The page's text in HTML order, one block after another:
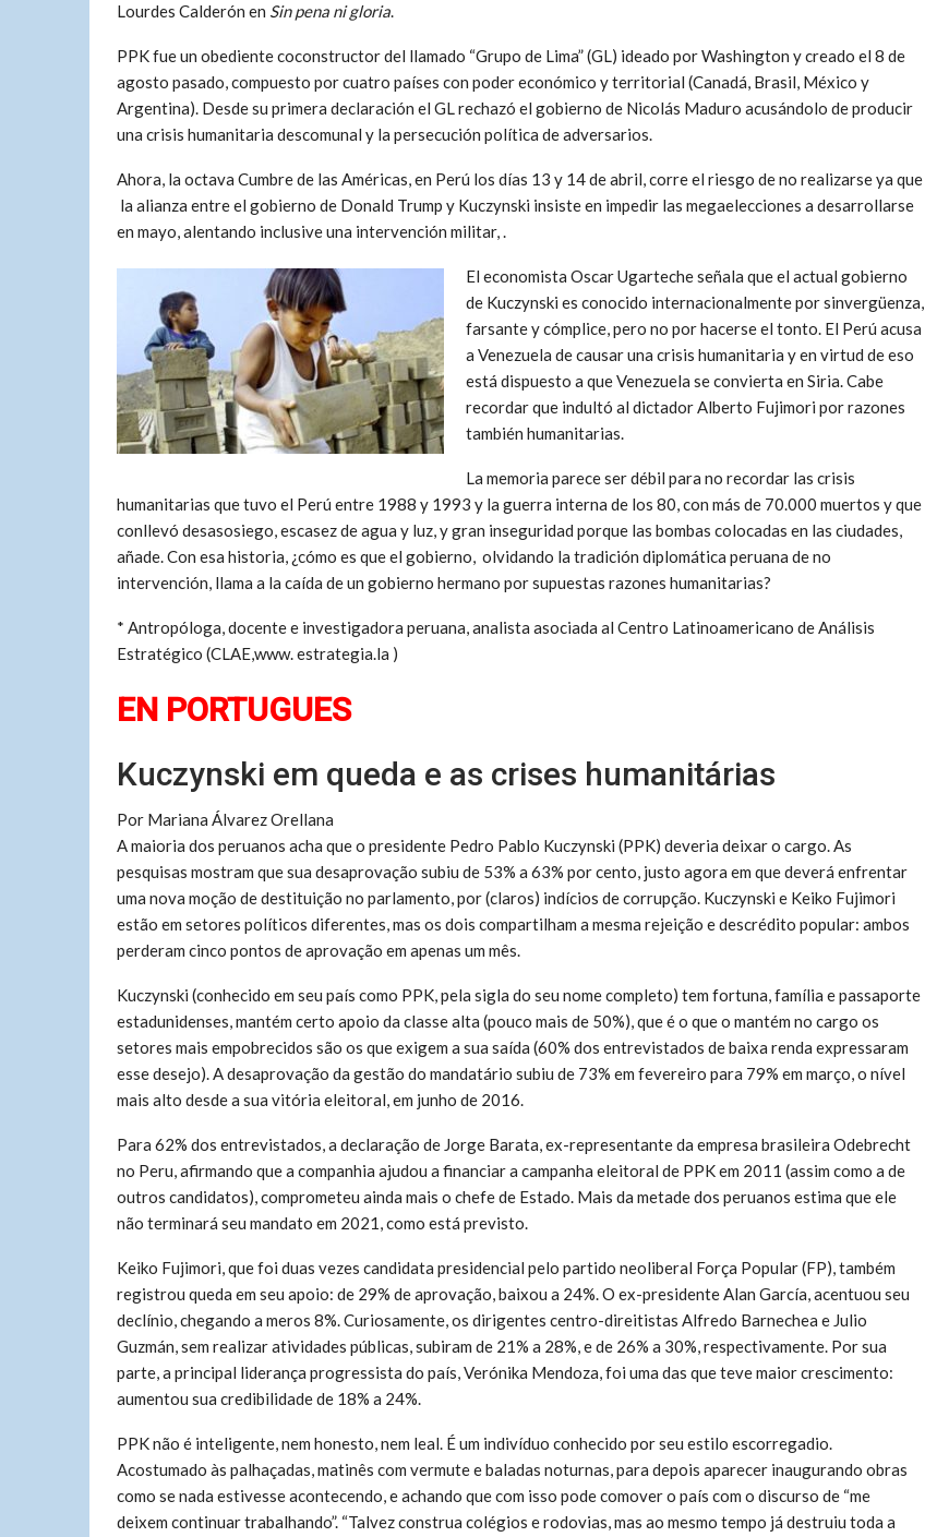
Lourdes Calderón en Sin pena ni gloria.
PPK fue un obediente coconstructor del llamado “Grupo de Lima” (GL) ideado por Washington y creado el 8 de
agosto pasado, compuesto por cuatro países con poder económico y territorial (Canadá, Brasil, México y
Argentina). Desde su primera declaración el GL rechazó el gobierno de Nicolás Maduro acusándolo de producir
una crisis humanitaria descomunal y la persecución política de adversarios.
Ahora, la octava Cumbre de las Américas, en Perú los días 13 y 14 de abril, corre el riesgo de no realizarse ya que
la alianza entre el gobierno de Donald Trump y Kuczynski insiste en impedir las megaelecciones a desarrollarse
en mayo, alentando inclusive una intervención militar, .
El economista Oscar Ugarteche señala que el actual gobierno
de Kuczynski es conocido internacionalmente por sinvergüenza,
farsante y cómplice, pero no por hacerse el tonto. El Perú acusa
a Venezuela de causar una crisis humanitaria y en virtud de eso
está dispuesto a que Venezuela se convierta en Siria. Cabe
recordar que indultó al dictador Alberto Fujimori por razones
también humanitarias.
La memoria parece ser débil para no recordar las crisis
humanitarias que tuvo el Perú entre 1988 y 1993 y la guerra interna de los 80, con más de 70.000 muertos y que
conllevó desasosiego, escasez de agua y luz, y gran inseguridad porque las bombas colocadas en las ciudades,
añade. Con esa historia, ¿cómo es que el gobierno, olvidando la tradición diplomática peruana de no
intervención, llama a la caída de un gobierno hermano por supuestas razones humanitarias?
* Antropóloga, docente e investigadora peruana, analista asociada al Centro Latinoamericano de Análisis
Estratégico (CLAE,www. estrategia.la )
EN PORTUGUES
Kuczynski em queda e as crises humanitárias
Por Mariana Álvarez Orellana
A maioria dos peruanos acha que o presidente Pedro Pablo Kuczynski (PPK) deveria deixar o cargo. As
pesquisas mostram que sua desaprovação subiu de 53% a 63% por cento, justo agora em que deverá enfrentar
uma nova moção de destituição no parlamento, por (claros) indícios de corrupção. Kuczynski e Keiko Fujimori
estão em setores políticos diferentes, mas os dois compartilham a mesma rejeição e descrédito popular: ambos
perderam cinco pontos de aprovação em apenas um mês.
Kuczynski (conhecido em seu país como PPK, pela sigla do seu nome completo) tem fortuna, família e passaporte
estadunidenses, mantém certo apoio da classe alta (pouco mais de 50%), que é o que o mantém no cargo os
setores mais empobrecidos são os que exigem a sua saída (60% dos entrevistados de baixa renda expressaram
esse desejo). A desaprovação da gestão do mandatário subiu de 73% em fevereiro para 79% em março, o nível
mais alto desde a sua vitória eleitoral, em junho de 2016.
Para 62% dos entrevistados, a declaração de Jorge Barata, ex-representante da empresa brasileira Odebrecht
no Peru, afirmando que a companhia ajudou a financiar a campanha eleitoral de PPK em 2011 (assim como a de
outros candidatos), comprometeu ainda mais o chefe de Estado. Mais da metade dos peruanos estima que ele
não terminará seu mandato em 2021, como está previsto.
Keiko Fujimori, que foi duas vezes candidata presidencial pelo partido neoliberal Força Popular (FP), também
registrou queda em seu apoio: de 29% de aprovação, baixou a 24%. O ex-presidente Alan García, acentuou seu
declínio, chegando a meros 8%. Curiosamente, os dirigentes centro-direitistas Alfredo Barnechea e Julio
Guzmán, sem realizar atividades públicas, subiram de 21% a 28%, e de 26% a 30%, respectivamente. Por sua
parte, a principal liderança progressista do país, Verónika Mendoza, foi uma das que teve maior crescimento:
aumentou sua credibilidade de 18% a 24%.
PPK não é inteligente, nem honesto, nem leal. É um indivíduo conhecido por seu estilo escorregadio.
Acostumado às palhaçadas, matinês com vermute e baladas noturnas, para depois aparecer inaugurando obras
como se nada estivesse acontecendo, e achando que com isso pode comover o país com o discurso de “me
deixem continuar trabalhando”. “Talvez construa colégios e rodovias, mas ao mesmo tempo já destruiu toda a